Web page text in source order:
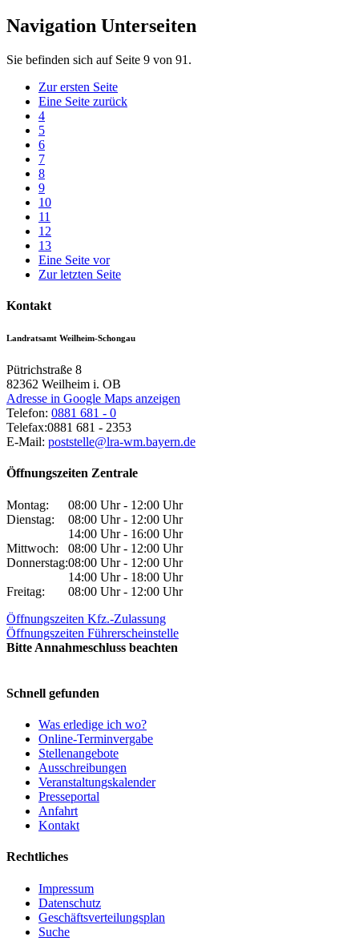
Navigation Unterseiten
Sie befinden sich auf Seite 9 von 91.
Zur ersten Seite
Eine Seite zurück
4
5
6
7
8
9
10
11
12
13
Eine Seite vor
Zur letzten Seite
Kontakt
Landratsamt Weilheim-Schongau
Pütrichstraße 8
82362 Weilheim i. OB
Adresse in Google Maps anzeigen
Telefon: 0881 681 - 0
Telefax:0881 681 - 2353
E-Mail: poststelle@lra-wm.bayern.de
Öffnungszeiten Zentrale
Montag:
08:00 Uhr - 12:00 Uhr
Dienstag:
08:00 Uhr - 12:00 Uhr
14:00 Uhr - 16:00 Uhr
Mittwoch:
08:00 Uhr - 12:00 Uhr
Donnerstag:08:00 Uhr - 12:00 Uhr
14:00 Uhr - 18:00 Uhr
Freitag:
08:00 Uhr - 12:00 Uhr
Öffnungszeiten Kfz.-Zulassung
Öffnungszeiten Führerscheinstelle
Bitte Annahmeschluss beachten
Schnell gefunden
Was erledige ich wo?
Online-Terminvergabe
Stellenangebote
Ausschreibungen
Veranstaltungskalender
Presseportal
Anfahrt
Kontakt
Rechtliches
Impressum
Datenschutz
Geschäftsverteilungsplan
Suche